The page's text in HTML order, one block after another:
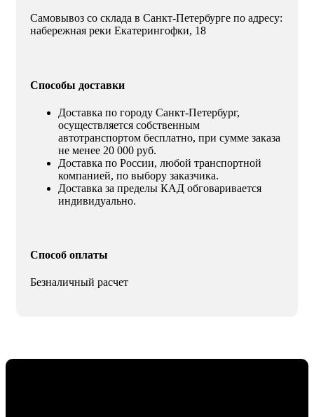
Самовывоз со склада в Санкт-Петербурге по адресу:
набережная реки Екатерингофки, 18
Способы доставки
Доставка по городу Санкт-Петербург,
осуществляется собственным
автотранспортом бесплатно, при сумме заказа
не менее 20 000 руб.
Доставка по России, любой транспортной
компанией, по выбору заказчика.
Доставка за пределы КАД обговаривается
индивидуально.
Способ оплаты
Безналичный расчет